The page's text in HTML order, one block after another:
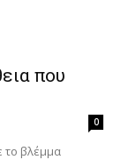
που
0
το βλέμμα